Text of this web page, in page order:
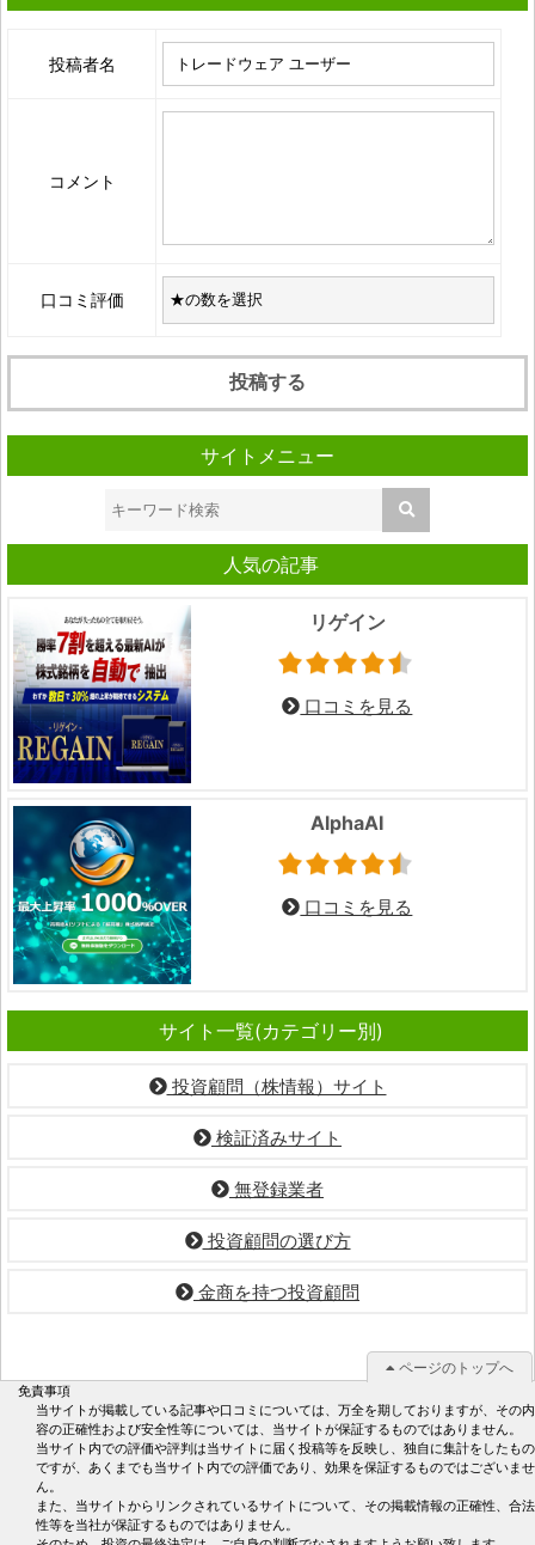
投稿者名
コメント
口コミ評価
サイトメニュー
人気の記事
リゲイン
口コミを見る
AlphaAI
口コミを見る
サイト一覧(カテゴリー別)
投資顧問（株情報）サイト
検証済みサイト
無登録業者
投資顧問の選び方
金商を持つ投資顧問
免責事項
当サイトが掲載している記事や口コミについては、万全を期しておりますが、その内
容の正確性および安全性等については、当サイトが保証するものではありません。
当サイト内での評価や評判は当サイトに届く投稿等を反映し、独自に集計をしたもの
ですが、あくまでも当サイト内での評価であり、効果を保証するものではございませ
ん。
また、当サイトからリンクされているサイトについて、その掲載情報の正確性、合法
性等を当社が保証するものではありません。
ページのトップへ